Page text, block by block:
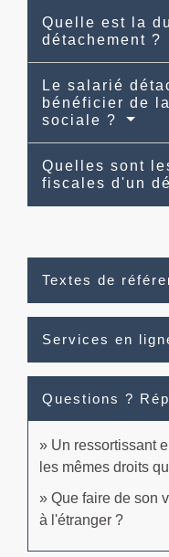
Quelle est la
détachement ?
Le salarié
bénéficier de
sociale ?
Quelles sont
fiscales d'un
Textes de
Services en
Questions ?
Un ressortissant
les mêmes droits
Que faire de son
à l'étranger ?